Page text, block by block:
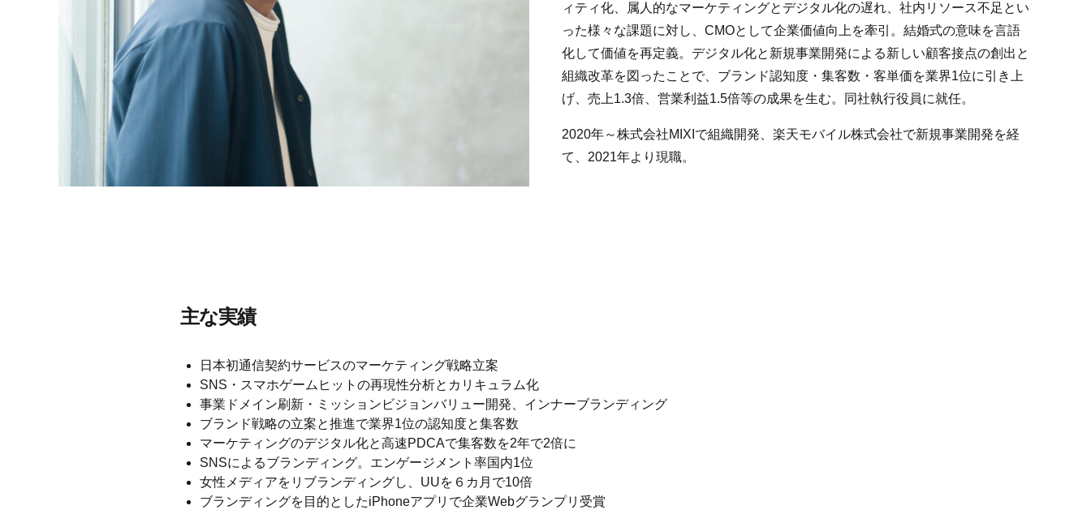
ィティ化、属人的なマーケティングとデジタル化の遅れ、社内リソース不足とい
った様々な課題に対し、CMOとして企業価値向上を牽引。結婚式の意味を言語
化して価値を再定義。デジタル化と新規事業開発による新しい顧客接点の創出と
組織改革を図ったことで、ブランド認知度・集客数・客単価を業界1位に引き上
げ、売上1.3倍、営業利益1.5倍等の成果を生む。同社執行役員に就任。
2020年～株式会社MIXIで組織開発、楽天モバイル株式会社で新規事業開発を経
て、2021年より現職。
主な実績
日本初通信契約サービスのマーケティング戦略立案
SNS・スマホゲームヒットの再現性分析とカリキュラム化
事業ドメイン刷新・ミッションビジョンバリュー開発、インナーブランディング
ブランド戦略の立案と推進で業界1位の認知度と集客数
マーケティングのデジタル化と高速PDCAで集客数を2年で2倍に
SNSによるブランディング。エンゲージメント率国内1位
女性メディアをリブランディングし、UUを６カ月で10倍
ブランディングを目的としたiPhoneアプリで企業Webグランプリ受賞